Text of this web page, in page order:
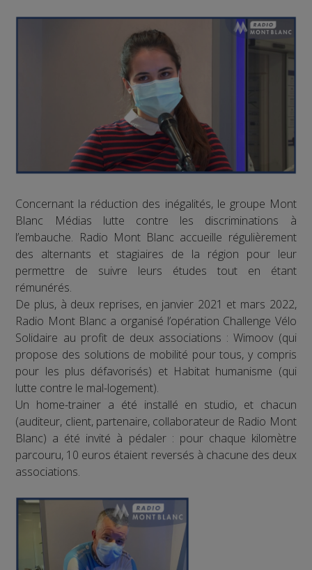
Concernant la réduction des inégalités, le groupe Mont
Blanc Médias lutte contre les discriminations à
l’embauche. Radio Mont Blanc accueille régulièrement
des alternants et stagiaires de la région pour leur
permettre de suivre leurs études tout en étant
rémunérés.
De plus, à deux reprises, en janvier 2021 et mars 2022,
Radio Mont Blanc a organisé l’opération Challenge Vélo
Solidaire au profit de deux associations : Wimoov (qui
propose des solutions de mobilité pour tous, y compris
pour les plus défavorisés) et Habitat humanisme (qui
lutte contre le mal-logement).
Un home-trainer a été installé en studio, et chacun
(auditeur, client, partenaire, collaborateur de Radio Mont
Blanc) a été invité à pédaler : pour chaque kilomètre
parcouru, 10 euros étaient reversés à chacune des deux
associations.